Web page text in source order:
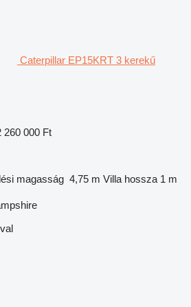
Caterpillar EP15KRT 3 kerekű
260 000 Ft
magasság 4,75 m Villa hossza 1 m